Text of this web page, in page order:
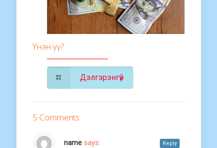
Үнэн үү?
Дэлгэрэнгүй
5 Comments
name says: Reply